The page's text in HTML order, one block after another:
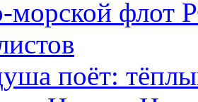
морской флот
поёт: